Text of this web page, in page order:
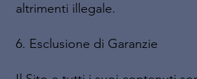
altrimenti illegale.
6. Esclusione di Garanzie